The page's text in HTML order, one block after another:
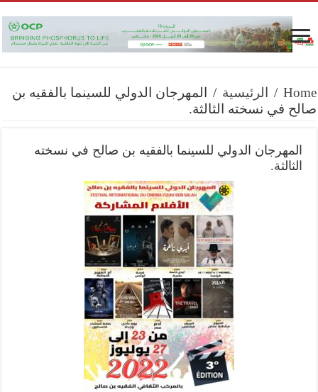
Home
/ الرئيسية /
المهرجان الدولي للسينما بالفقيه بن
صالح في نسخته الثالثة.
المهرجان الدولي للسينما بالفقيه بن صالح في نسخته
الثالثة.